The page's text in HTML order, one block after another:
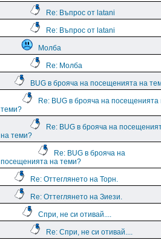
Re: Въпрос от latani
Re: Въпрос от latani
Молба
Re: Молба
BUG в брояча на посещенията на
Re: BUG в брояча на посещенията
теми?
Re: BUG в брояча на
на теми?
Re: BUG в брояча на
посещенията на теми?
Re: Оттеглянето на Торн.
Re: Оттеглянето на Зиези.
Спри, не си отивай....
Re: Спри, не си отивай....